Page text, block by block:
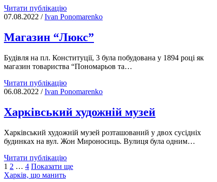
Читати публікаціюНаукова
бібліотека
В.
Короленка
07.08.2022 /Іvan Ponomarenko
Магазин “Люкс”
Будівля на пл. Конституції, 3 була побудована у 1894 році як
магазин товариства “Пономарьов та…
Читати публікаціюМагазин
“Люкс”
06.08.2022 /Іvan Ponomarenko
Харківський художній музей
Харківський художній музей розташований у двох сусідніх
будинках на вул. Жон Мироносиць. Вулиця була одним…
Читати публікаціюХарківський
художній
Posts
1 2 … 4 Показати ще
Харків, що манить